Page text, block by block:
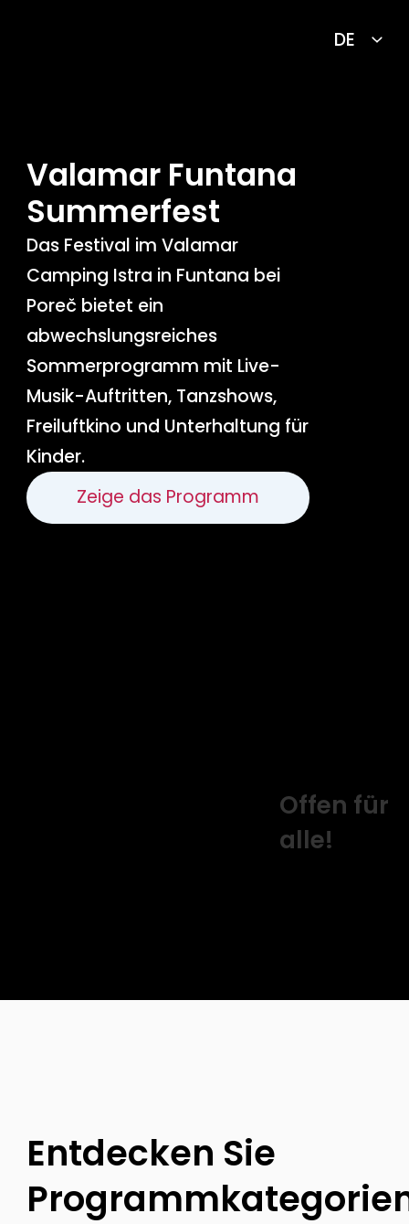
Offen für
alle!
Valamar Funtana
Summerfest
Das Festival im Valamar
Camping Istra in Funtana bei
Poreč bietet ein
abwechslungsreiches
Sommerprogramm mit Live-
Musik-Auftritten, Tanzshows,
Freiluftkino und Unterhaltung für
Kinder.
Zeige das Programm
Entdecken Sie